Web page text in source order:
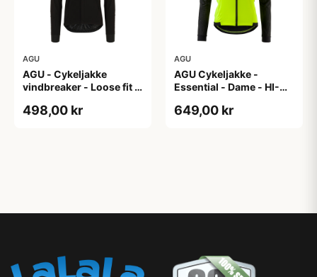
AGU
AGU - Cykeljakke
vindbreaker - Loose fit -
498,00 kr
AGU
AGU Cykeljakke -
Essential - Dame - HI-
649,00 kr